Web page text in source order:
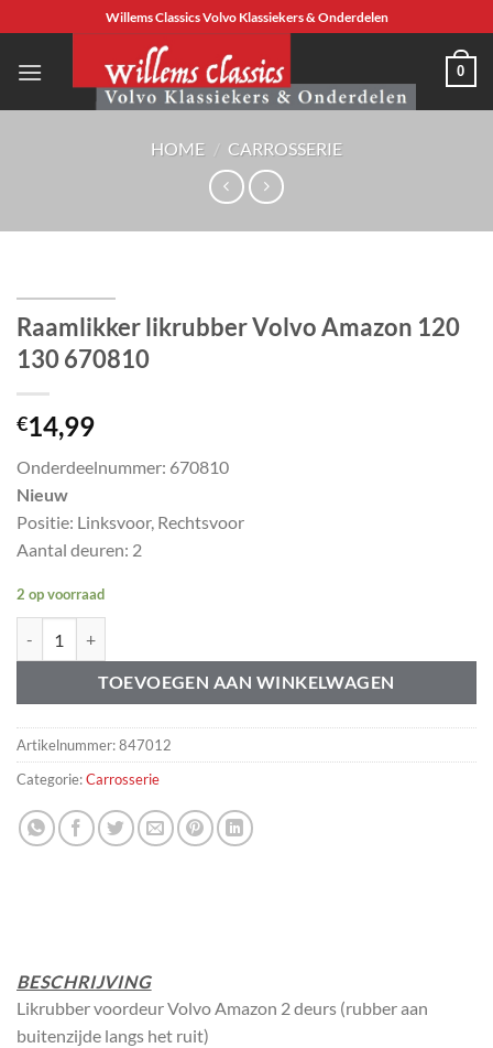
naar
inhoud
Willems Classics Volvo Klassiekers & Onderdelen
0
HOME / CARROSSERIE
Raamlikker likrubber Volvo Amazon 120
130 670810
€14,99
Onderdeelnummer: 670810
Nieuw
Positie: Linksvoor, Rechtsvoor
Aantal deuren: 2
2 op voorraad
TOEVOEGEN AAN WINKELWAGEN
Artikelnummer:847012
Categorie:Carrosserie
BESCHRIJVING
Likrubber voordeur Volvo Amazon 2 deurs (rubber aan
buitenzijde langs het ruit)